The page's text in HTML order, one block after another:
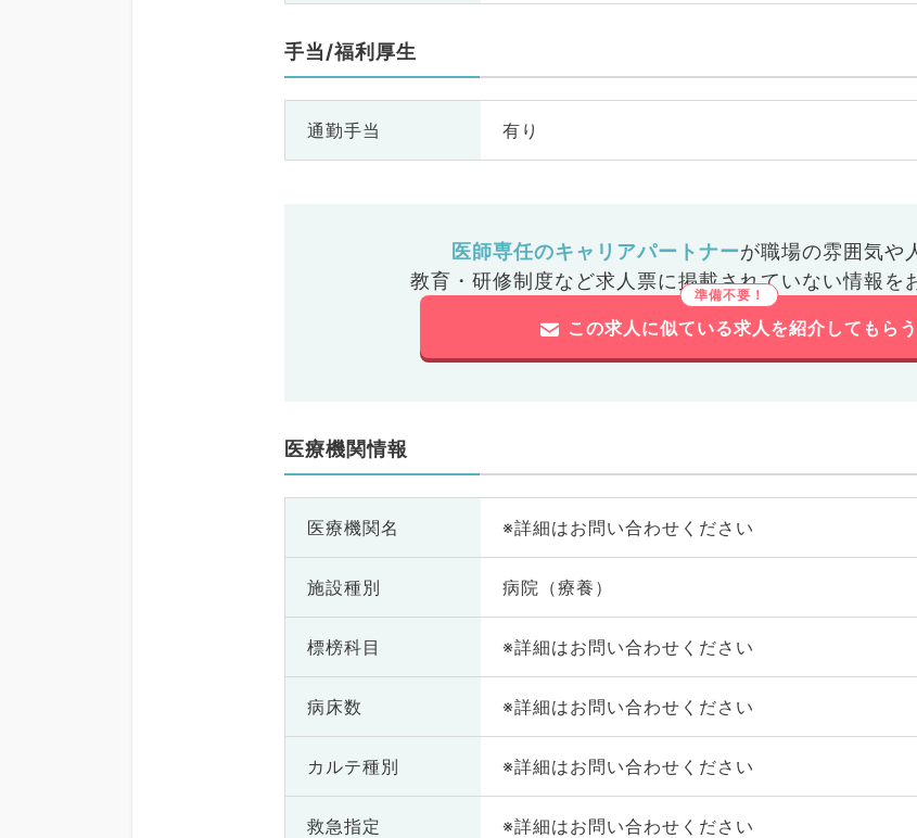
手当/福利厚生
通勤手当 有り
医師専任のキャリアパートナーが職場の雰囲気や
教育・研修制度など求人票に掲載されていない情報を
この求人に似ている求人を紹介してもらう
医療機関情報
医療機関名 ※詳細はお問い合わせください
施設種別 病院（療養）
標榜科目 ※詳細はお問い合わせください
病床数 ※詳細はお問い合わせください
カルテ種別 ※詳細はお問い合わせください
救急指定 ※詳細はお問い合わせください